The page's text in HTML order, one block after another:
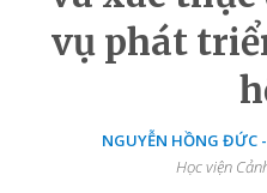
vụ phát
NGUYỄN HỒNG ĐỨC
Học viện